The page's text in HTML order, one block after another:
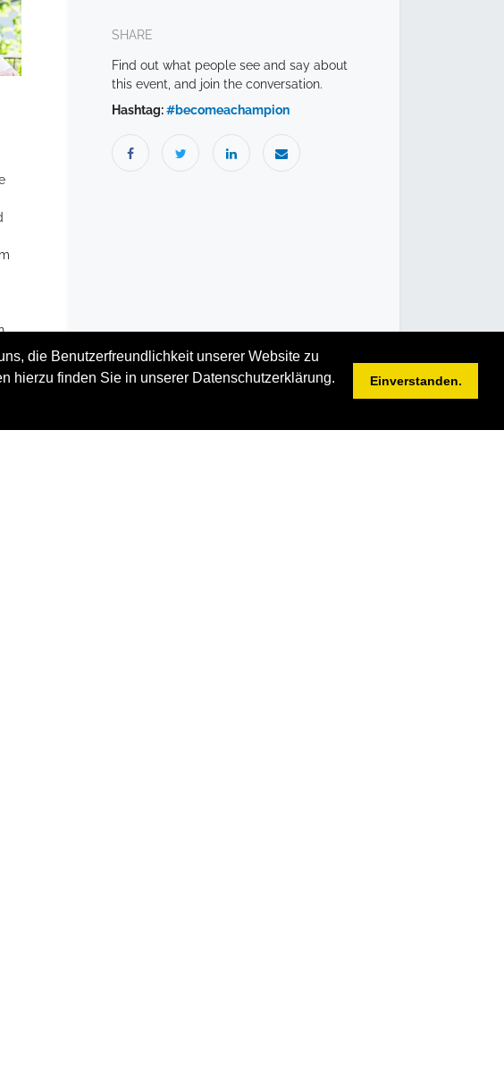
die Benutzerfreundlichkeit unserer Website zu
hierzu finden Sie in unserer Datenschutzerklärung.
Einverstanden.
SHARE
Find out what people see and say about
this event, and join the conversation.
Hashtag:#becomeachampion